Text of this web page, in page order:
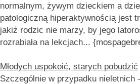
normalnym, żywym dzieckiem a
patologiczną hiperaktywnością jest
jakiż rodzic nie marzy, by jego
rozrabiała na lekcjach...
Młodych uspokoić, starych pobudzić
Szczególnie w przypadku nieletnich